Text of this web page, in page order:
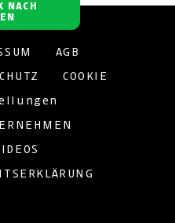
NACH
AGB
COOKIE